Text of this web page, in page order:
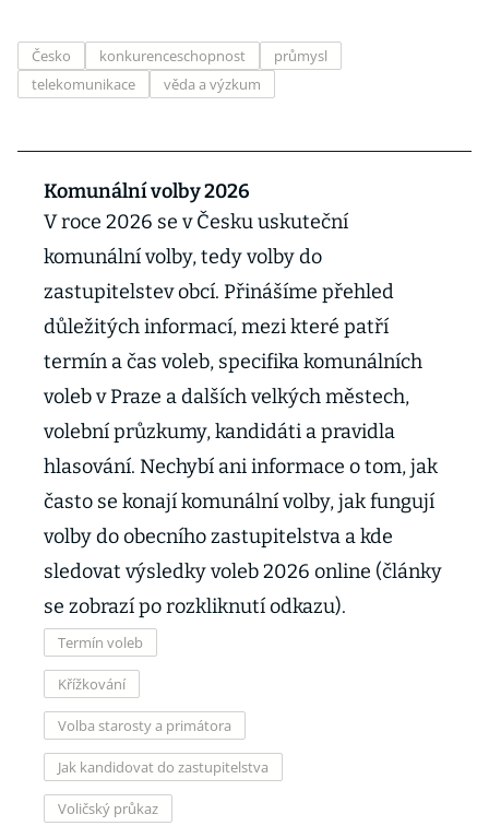
Česko konkurenceschopnost
průmysl
telekomunikace
věda a výzkum
Komunální volby 2026
V roce 2026 se v Česku uskuteční
komunální volby, tedy volby do
zastupitelstev obcí. Přinášíme přehled
důležitých informací, mezi které patří
termín a čas voleb, specifika komunálních
voleb v Praze a dalších velkých městech,
volební průzkumy, kandidáti a pravidla
hlasování. Nechybí ani informace o tom, jak
často se konají komunální volby, jak fungují
volby do obecního zastupitelstva a kde
sledovat výsledky voleb 2026 online (články
se zobrazí po rozkliknutí odkazu).
Termín voleb
Křížkování
Volba starosty a primátora
Jak kandidovat do zastupitelstva
Voličský průkaz